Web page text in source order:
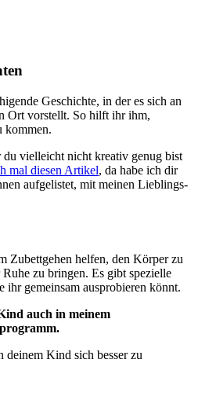
Geschichte, in der es sich an
Ort vorstellt. So hilft ihr ihm,
kommen.
vielleicht nicht kreativ genug bist
mal diesen Artikel, da habe ich dir
aufgelistet, mit meinen Lieblings-
Zubettgehen helfen, den Körper zu
zu bringen. Es gibt spezielle
gemeinsam ausprobieren könnt.
auch in meinem
deinem Kind sich besser zu